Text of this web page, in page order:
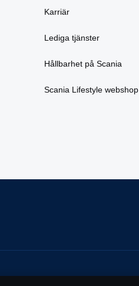
Karriär
Lediga tjänster
Hållbarhet på Scania
Scania Lifestyle webshop